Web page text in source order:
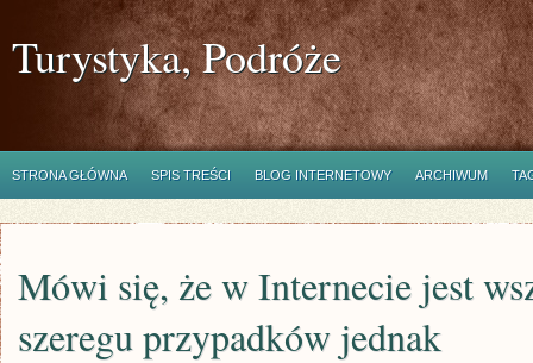
Turystyka, Podróże
STRONA GŁÓWNA SPIS TREŚCI BLOG INTERNETOWY ARCHIWUM
Mówi się, że w Internecie jest
szeregu przypadków jednak